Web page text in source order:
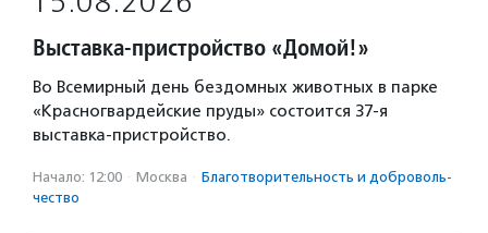
Выставка-пристройство «Домой!»
Во Всемирный день бездомных животных в парке
«Красногвардейские пруды» состоится 37-я
выставка-пристройство.
Начало: 12:00 · Москва · Благотвори­тель­ность и доброволь­
чест­во